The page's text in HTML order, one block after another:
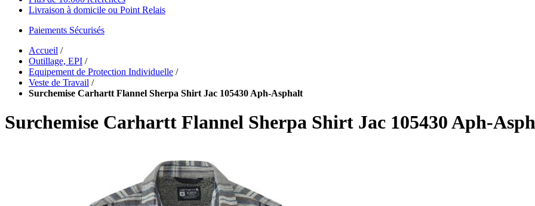
Livraison à domicile ou Point Relais
Paiements Sécurisés
Accueil /
Outillage, EPI /
Equipement de Protection Individuelle /
Veste de Travail /
Surchemise Carhartt Flannel Sherpa Shirt Jac 105430 Aph-Asphalt
Surchemise Carhartt Flannel Sherpa Shirt Jac 105430 Aph-